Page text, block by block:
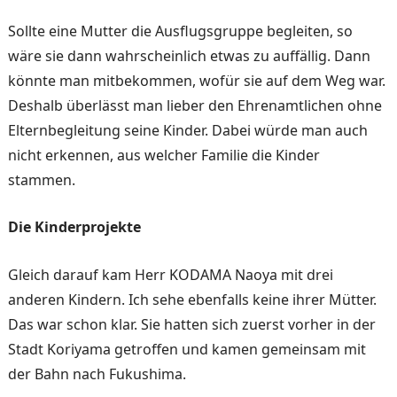
Sollte eine Mutter die Aus­flugsgruppe begleiten, so
wäre sie dann wahrscheinlich etwas zu auffällig. Dann
könnte man mitbekommen, wofür sie auf dem Weg war.
Deshalb über­lässt man lieber den Ehren­amtlichen ohne
Elternbeglei­tung seine Kinder. Dabei wür­de man auch
nicht erkennen, aus welcher Familie die Kin­der
stammen.
Die Kinderprojekte
Gleich darauf kam Herr KODAMA Naoya mit drei
anderen Kindern. Ich sehe ebenfalls keine ihrer Mütter.
Das war schon klar. Sie hatten sich zuerst vorher in der
Stadt Koriyama getroffen und ka­men gemeinsam mit
der Bahn nach Fukushima.